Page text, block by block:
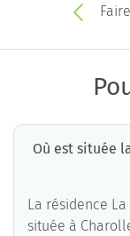
Où est située
La résidence
située à